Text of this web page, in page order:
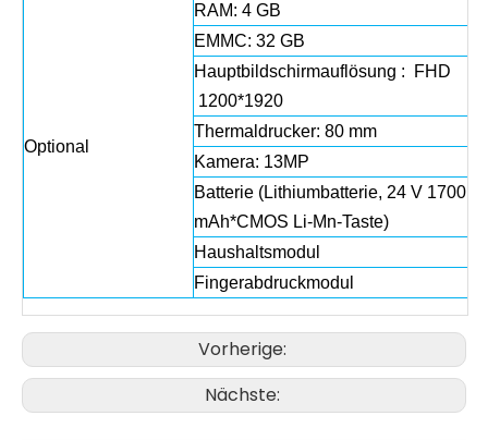
Optional
RAM: 4 GB
EMMC: 32 GB
Hauptbildschirmauflösung : FHD
1200*1920
Thermaldrucker: 80 mm
Kamera: 13MP
Batterie (Lithiumbatterie, 24 V 1700
mAh*CMOS Li-Mn-Taste)
Haushaltsmodul
Fingerabdruckmodul
Vorherige:
Nächste: